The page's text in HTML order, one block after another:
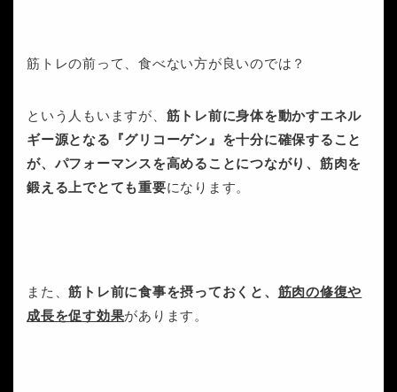
筋トレの前って、食べない方が良いのでは？
という人もいますが、 筋トレ前に身体を動かすエネル
ギー源となる『グリコーゲン』を十分に確保すること
が、パフォーマンスを高めることにつながり、筋肉を
鍛える上でとても重要になります。
また、筋トレ前に食事を摂っておくと、 筋肉の修復や
成長を促す効果があります。